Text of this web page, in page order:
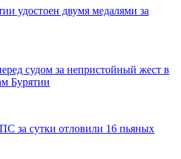
удостоен двумя медалями за
судом за непристойный жест в
Бурятии
за сутки отловили 16 пьяных